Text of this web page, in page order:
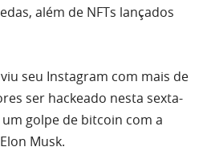
além de NFTs lançados
seu Instagram com mais de
ser hackeado nesta sexta-
golpe de bitcoin com a
Musk.